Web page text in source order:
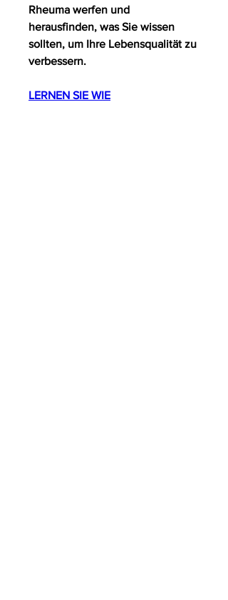
Rheuma werfen und
herausfinden, was Sie wissen
sollten, um Ihre Lebensqualität zu
verbessern.
LERNEN SIE WIE